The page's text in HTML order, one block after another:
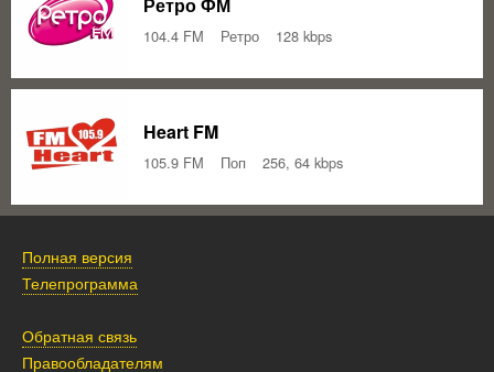
104.4 FM Ретро 128 kbps
Heart FM
105.9 FM Поп 256, 64 kbps
Полная версия
Телепрограмма
Обратная связь
Правообладателям